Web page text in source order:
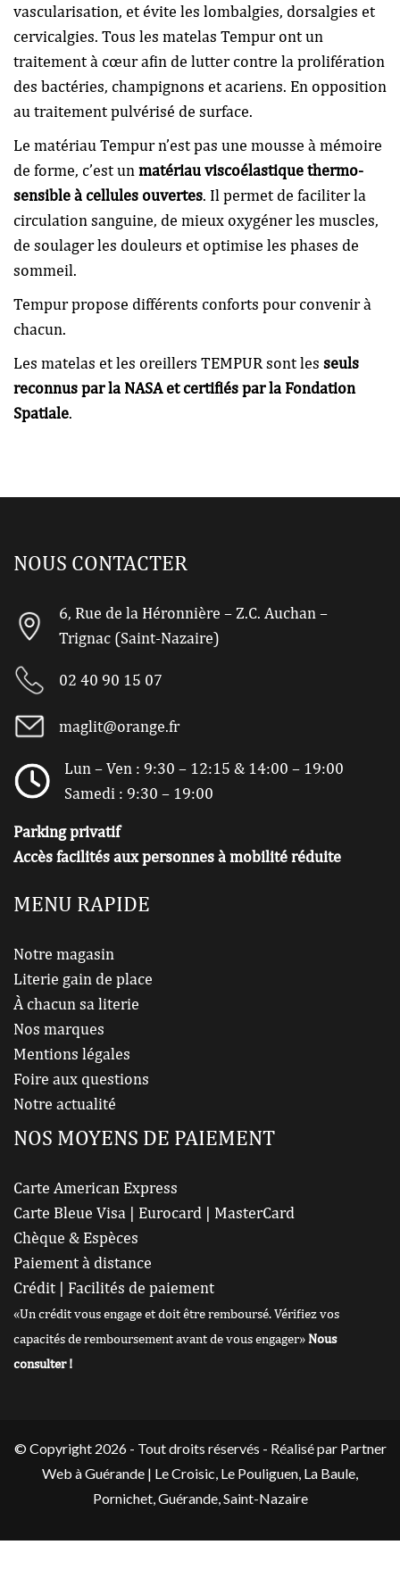
vascularisation, et évite les lombalgies, dorsalgies et
cervicalgies. Tous les matelas Tempur ont un
traitement à cœur afin de lutter contre la prolifération
des bactéries, champignons et acariens. En opposition
au traitement pulvérisé de surface.
Le matériau Tempur n’est pas une mousse à mémoire
de forme, c’est un matériau viscoélastique thermo-
sensible à cellules ouvertes. Il permet de faciliter la
circulation sanguine, de mieux oxygéner les muscles,
de soulager les douleurs et optimise les phases de
sommeil.
Tempur propose différents conforts pour convenir à
chacun.
Les matelas et les oreillers TEMPUR sont les seuls
reconnus par la NASA et certifiés par la Fondation
Spatiale.
NOUS CONTACTER
6, Rue de la Héronnière – Z.C. Auchan –
Trignac (Saint-Nazaire)
02 40 90 15 07
maglit@orange.fr
Lun – Ven : 9:30 – 12:15 & 14:00 – 19:00
Samedi : 9:30 – 19:00
Parking privatif
Accès facilités aux personnes à mobilité réduite
MENU RAPIDE
Notre magasin
Literie gain de place
À chacun sa literie
Nos marques
Mentions légales
Foire aux questions
Notre actualité
NOS MOYENS DE PAIEMENT
Carte American Express
Carte Bleue Visa | Eurocard | MasterCard
Chèque & Espèces
Paiement à distance
Crédit | Facilités de paiement
«Un crédit vous engage et doit être remboursé. Vérifiez vos
capacités de remboursement avant de vous engager» Nous
consulter !
© Copyright 2026 - Tout droits réservés - Réalisé par Partner
Web à Guérande | Le Croisic Le Pouliguen La Baule
Pornichet, Guérande, Saint-Nazaire